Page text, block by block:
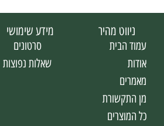
ניווט מהיר
עמוד הבית
אודות
מאמרים
מן התקשורת
כל המוצרים
מידע שימושי
סרטונים
שאלות נפוצות